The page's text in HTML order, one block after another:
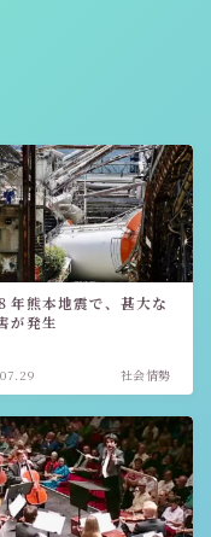
年熊本地震で、甚大な
が発生
社会情勢